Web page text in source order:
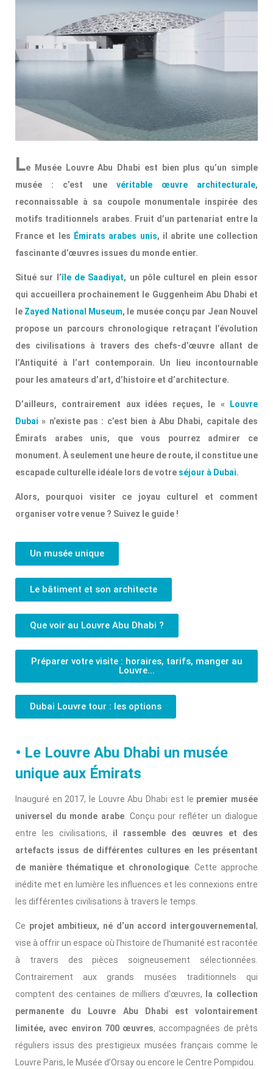
Le Musée Louvre Abu Dhabi est bien plus qu’un simple
musée : c’est une véritable œuvre architecturale,
reconnaissable à sa coupole monumentale inspirée des
motifs traditionnels arabes. Fruit d’un partenariat entre la
France et les Émirats arabes unis, il abrite une collection
fascinante d’œuvres issues du monde entier.
Situé sur l’île de Saadiyat, un pôle culturel en plein essor
qui accueillera prochainement le Guggenheim Abu Dhabi et
le Zayed National Museum, le musée conçu par Jean Nouvel
propose un parcours chronologique retraçant l’évolution
des civilisations à travers des chefs-d’œuvre allant de
l’Antiquité à l’art contemporain. Un lieu incontournable
pour les amateurs d’art, d’histoire et d’architecture.
D’ailleurs, contrairement aux idées reçues, le « Louvre
Dubai » n’existe pas : c’est bien à Abu Dhabi, capitale des
Émirats arabes unis, que vous pourrez admirer ce
monument. À seulement une heure de route, il constitue une
escapade culturelle idéale lors de votre séjour à Dubai.
Alors, pourquoi visiter ce joyau culturel et comment
organiser votre venue ? Suivez le guide !
Un musée unique
Le bâtiment et son architecte
Que voir au Louvre Abu Dhabi ?
Préparer votre visite : horaires, tarifs, manger au
Louvre...
Dubai Louvre tour : les options
• Le Louvre Abu Dhabi un musée
unique aux Émirats
Inauguré en 2017, le Louvre Abu Dhabi est le premier musée
universel du monde arabe. Conçu pour refléter un dialogue
entre les civilisations, il rassemble des œuvres et des
artefacts issus de différentes cultures en les présentant
de manière thématique et chronologique . Cette approche
inédite met en lumière les influences et les connexions entre
les différentes civilisations à travers le temps.
Ce projet ambitieux, né d’un accord intergouvernemental,
vise à offrir un espace où l’histoire de l’humanité est racontée
à travers des pièces soigneusement sélectionnées.
Contrairement aux grands musées traditionnels qui
comptent des centaines de milliers d’œuvres, la collection
permanente du Louvre Abu Dhabi est volontairement
limitée, avec environ 700 œuvres, accompagnées de prêts
réguliers issus des prestigieux musées français comme le
Louvre Paris, le Musée d’Orsay ou encore le Centre Pompidou.